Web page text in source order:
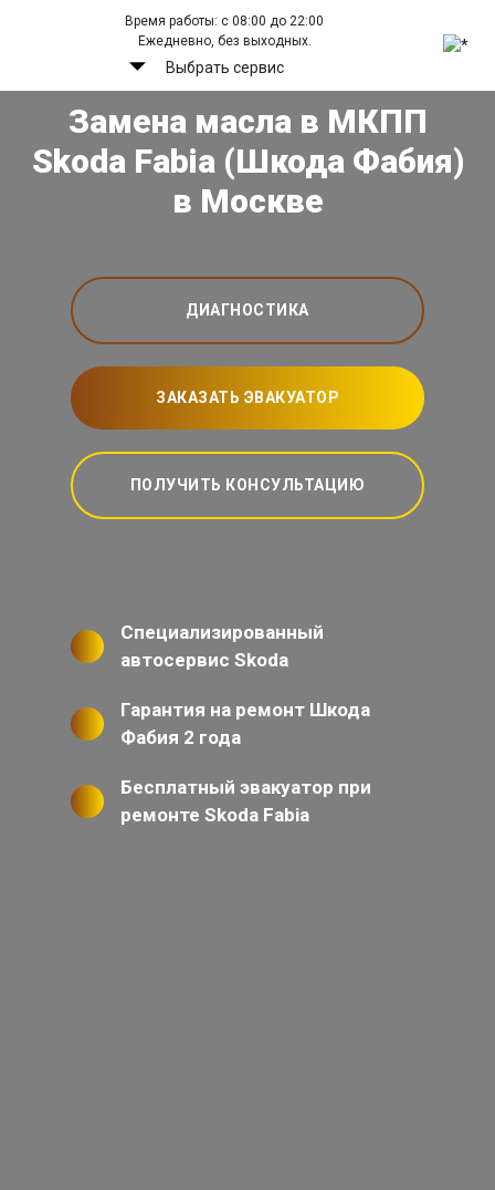
Время работы: с 08:00 до 22:00
Ежедневно, без выходных.
Выбрать сервис
Замена масла в МКПП
Skoda Fabia (Шкода Фабия)
в Москве
ДИАГНОСТИКА
ЗАКАЗАТЬ ЭВАКУАТОР
ПОЛУЧИТЬ КОНСУЛЬТАЦИЮ
Специализированный
автосервис Skoda
Гарантия на ремонт Шкода
Фабия 2 года
Бесплатный эвакуатор при
ремонте Skoda Fabia